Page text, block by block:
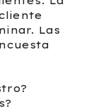
Las